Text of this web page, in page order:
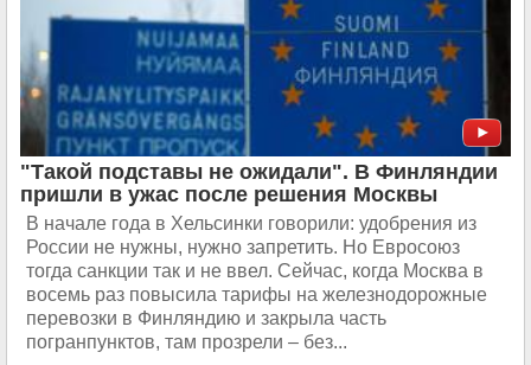
"Такой подставы не ожидали". В Финляндии
пришли в ужас после решения Москвы
В начале года в Хельсинки говорили: удобрения из
России не нужны, нужно запретить. Но Евросоюз
тогда санкции так и не ввел. Сейчас, когда Москва в
восемь раз повысила тарифы на железнодорожные
перевозки в Финляндию и закрыла часть
погранпунктов, там прозрели – без...